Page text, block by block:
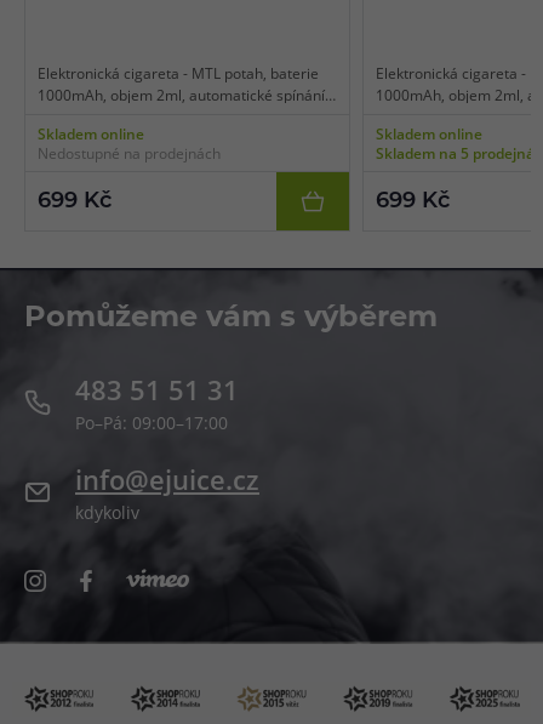
Elektronická cigareta - MTL potah, baterie
1000mAh, objem 2ml, automatické spínání,
přívod vzduchu, inteligentní detekce odporu,
LED indikace stavu baterie.
Skladem online
Nedostupné na prodejnách
699 Kč
Elektronická cigareta -
1000mAh, objem 2ml,
přívod vzduchu,
LED indikace stavu
Skladem online
Skladem na 5
699 Kč
Pomůžeme vám s výběrem
483 51 51 31
Po–Pá: 09:00–17:00
info@ejuice.cz
kdykoliv